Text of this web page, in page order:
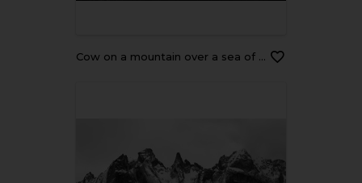
Cow on a mountain over a sea of fog at sunset